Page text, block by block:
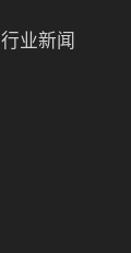
行业新闻